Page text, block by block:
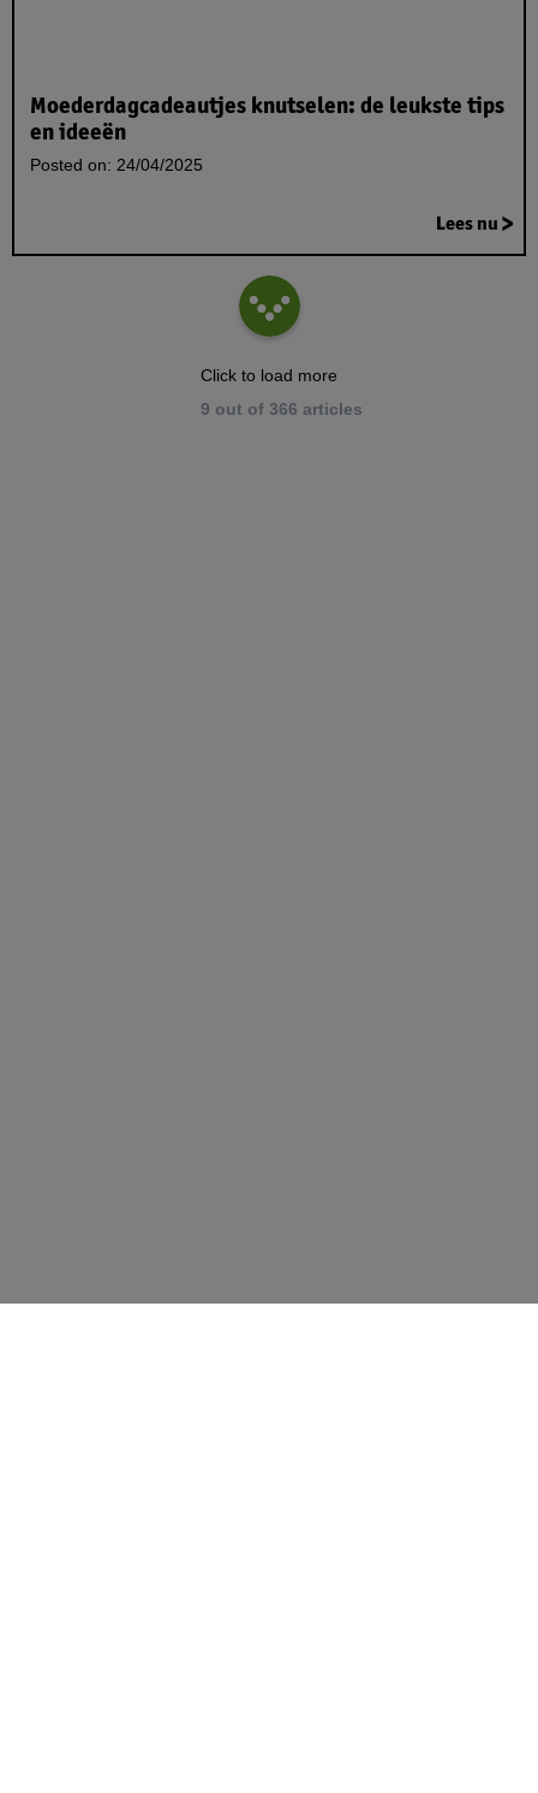
Moederdagcadeautjes knutselen: de leukste tips
en ideeën
Posted on: 24/04/2025
Lees nu
9 out of 366 articles
Click to load more